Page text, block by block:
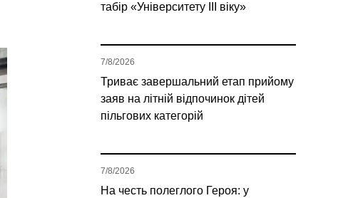
табір «Університету ІІІ віку»
Триває завершальний етап прийому
заяв на літній відпочинок дітей
пільгових категорій
7/8/2026
На честь полеглого Героя: у
7/8/2026